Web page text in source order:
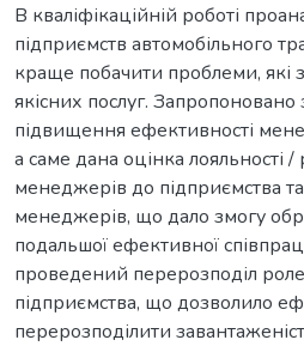
В кваліфікаційній роботі
підприємств автомобільного
краще побачити проблеми,
якісних послуг.
підвищення ефективності
а саме дана оцінка лояльності /
менеджерів до підприємства
менеджерів, що дало змогу
подальшої ефективної
проведений перерозподіл
підприємства, що дозволило
перерозподілити